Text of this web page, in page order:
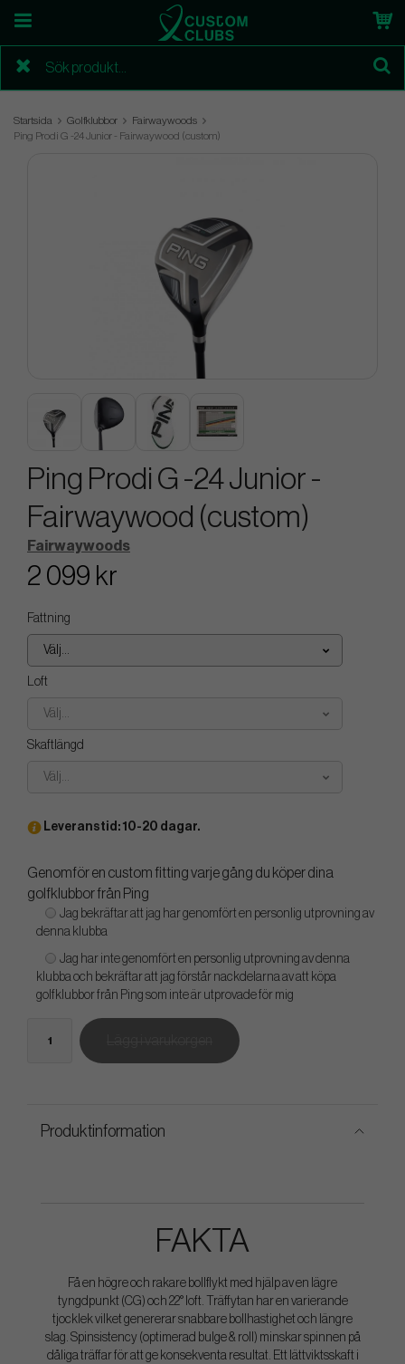
Startsida Golfklubbor
Fairwaywoods
Ping Prodi G -24 Junior - Fairwaywood (custom)
Ping Prodi G -24 Junior -
Fairwaywood (custom)
Fairwaywoods
2 099 kr
Fattning
Välj...
Loft
Välj...
Skaftlängd
Välj...
Leveranstid: 10-20 dagar.
Genomför en custom fitting varje gång du köper dina
golfklubbor från Ping
Jag bekräftar att jag har genomfört en personlig utprovning av
denna klubba
Jag har inte genomfört en personlig utprovning av denna
klubba och bekräftar att jag förstår nackdelarna av att köpa
golfklubbor från Ping som inte är utprovade för mig
Produktinformation
FAKTA
Få en högre och rakare bollflykt med hjälp av en lägre
tyngdpunkt (CG) och 22° loft. Träffytan har en varierande
tjocklek vilket genererar snabbare bollhastighet och längre
slag. Spinsistency (optimerad bulge & roll) minskar spinnen på
dåliga träffar för att ge konsekventa resultat. Ett lättviktsskaft i